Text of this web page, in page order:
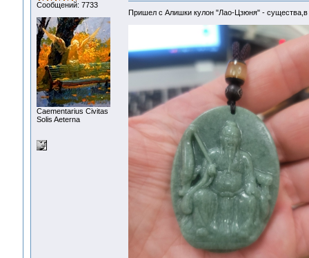
Сообщений: 7733
Сaementarius Civitas
Solis Aeterna
Пришел с Алишки кулон "Лао-Цзюня" -